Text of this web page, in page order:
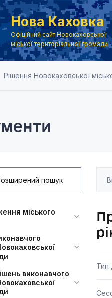
Нова Каховка
Офіційний сайт Новокаховської
міської територіальної громади
Рішення Новокаховської
пошук
міського
виконавчого
Тип